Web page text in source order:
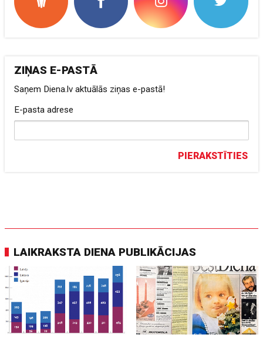
ZIŅAS E-PASTĀ
Saņem Diena.lv aktuālās ziņas e-pastā!
E-pasta adrese
PIERAKSTĪTIES
LAIKRAKSTA DIENA PUBLIKĀCIJAS